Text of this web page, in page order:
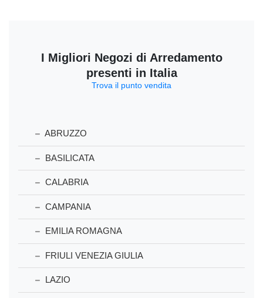
I Migliori Negozi di Arredamento
presenti in Italia
Trova il punto vendita
ABRUZZO
BASILICATA
CALABRIA
CAMPANIA
EMILIA ROMAGNA
FRIULI VENEZIA GIULIA
LAZIO